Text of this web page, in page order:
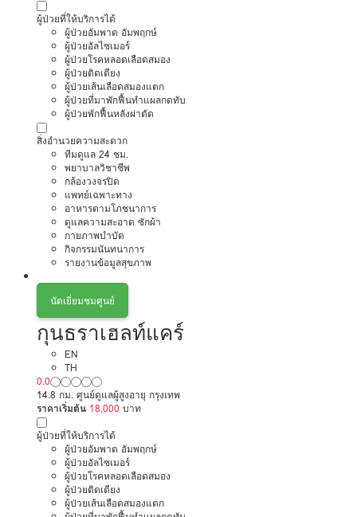
ผู้ป่วยที่ให้บริการได้
ผู้ป่วยอัมพาต อัมพฤกษ์
ผู้ป่วยอัลไซเมอร์
ผู้ป่วยโรคหลอดเลือดสมอง
ผู้ป่วยติดเตียง
ผู้ป่วยเส้นเลือดสมองแตก
ผู้ป่วยที่มาพักฟื้นทำแผลกดทับ
ผู้ป่วยพักฟื้นหลังผ่าตัด
สิ่งอำนวยความสะดวก
ทีมดูแล 24 ชม.
พยาบาลวิชาชีพ
กล้องวงจรปิด
แพทย์เฉพาะทาง
อาหารตามโภชนาการ
ดูแลความสะอาด ซักผ้า
กายภาพบำบัด
กิจกรรมนันทนาการ
รายงานข้อมูลสุขภาพ
นัดเยี่ยมชมศูนย์
กุนธราเฮลท์แคร์
EN
TH
0.0
14.8 กม. ศูนย์ดูแลผู้สูงอายุ กรุงเทพ
ราคาเริ่มต้น 18,000 บาท
ผู้ป่วยที่ให้บริการได้
ผู้ป่วยอัมพาต อัมพฤกษ์
ผู้ป่วยอัลไซเมอร์
ผู้ป่วยโรคหลอดเลือดสมอง
ผู้ป่วยติดเตียง
ผู้ป่วยเส้นเลือดสมองแตก